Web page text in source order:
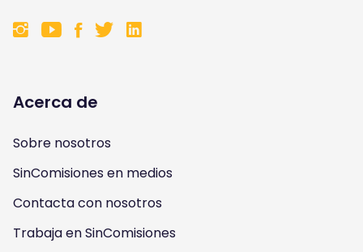
F
l
l
o
w
u
F
l
o
w
u
F
l
o
w
u
F
l
o
w
u
Acerca de
Sobre nosotros
SinComisiones en medios
Contacta con nosotros
Trabaja en SinComisiones